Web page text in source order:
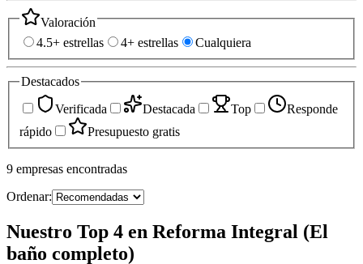
Valoración
4.5+ estrellas
4+ estrellas Cualquiera
Destacados
Verificada
Destacada Top
Responde
rápido
Presupuesto gratis
9 empresas encontradas
Ordenar:
Nuestro Top 4 en Reforma Integral (El
baño completo)